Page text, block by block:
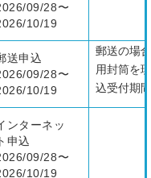
09/28〜
10/19
送申込
09/28〜
10/19
郵送の場
用封筒を
込受付期
ンターネッ
ト申込
09/28〜
10/19